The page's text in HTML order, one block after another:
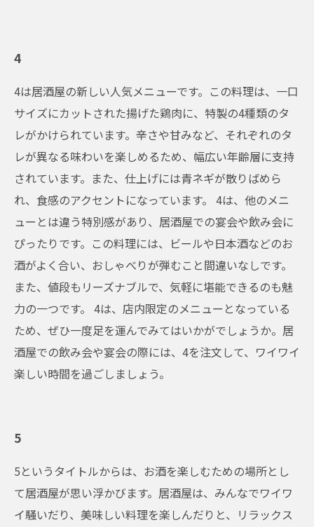
4
4は居酒屋の新しい人気メニューです。この料理は、一口
サイズにカットされた揚げた鶏肉に、特製の4種類のタ
レがかけられています。辛さや甘みなど、それぞれのタ
レが異なる味わいを楽しめるため、幅広い年齢層に支持
されています。また、仕上げには青ネギが散りばめら
れ、食感のアクセントになっています。 4は、他のメニ
ューとは違う特別感があり、居酒屋での宴会や飲み会に
ぴったりです。この料理には、ビールや日本酒などのお
酒がよく合い、おしゃべりが弾むこと間違いなしです。
また、値段もリーズナブルで、気軽に堪能できるのも魅
力の一つです。 4は、店内限定のメニューとなっている
ため、ぜひ一度足を運んでみてはいかがでしょうか。居
酒屋での飲み会や宴会の際には、4を注文して、ワイワイ
楽しい時間を過ごしましょう。
5
5というタイトルからは、お酒を楽しむための場所とし
て居酒屋が思い浮かびます。居酒屋は、みんなでワイワ
イ騒いだり、美味しい料理を楽しんだりと、リラックス